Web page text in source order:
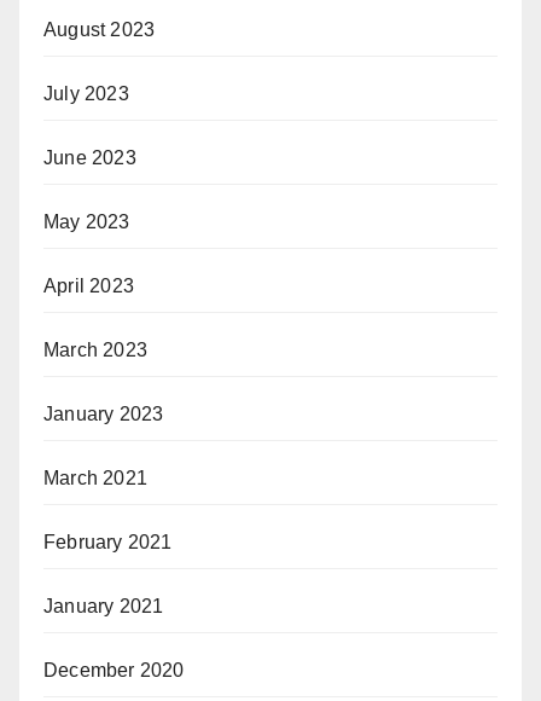
August 2023
July 2023
June 2023
May 2023
April 2023
March 2023
January 2023
March 2021
February 2021
January 2021
December 2020